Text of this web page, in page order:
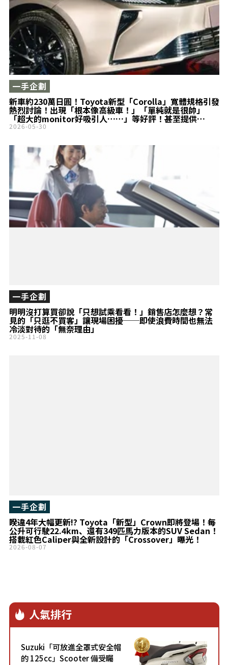
新車約230萬日圓！Toyota新型「Corolla」寬體規格引發
熱烈討論！出現「根本像高級車！」「單純就是很帥」
「超大的monitor好吸引人……」等好評！甚至提供
「turbo engine」配置的超有型最新sedan，中國版車型
一手企劃
2026-05-30
明明沒打算買卻說「只想試乘看看！」銷售店怎麼想？常
見的「只逛不買客」讓現場困擾──即使浪費時間也無法
冷淡對待的「無奈理由」
一手企劃
2025-11-08
睽違4年大幅更新!? Toyota「新型」Crown即將登場！每
公升可行駛22.4km、還有349匹馬力版本的SUV Sedan！
搭載紅色Caliper與全新設計的「Crossover」曝光！
一手企劃
2026-08-07
人氣排行
Suzuki「可放進全罩式安全帽
的 125cc」Scooter 備受矚